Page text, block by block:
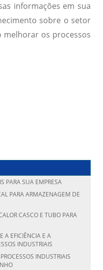
informações em sua
sobre o setor
melhorar os processos
PARA SUA EMPRESA
PARA ARMAZENAGEM DE
CASCO E TUBO PARA
A EFICIÊNCIA E A
INDUSTRIAIS
INDUSTRIAIS